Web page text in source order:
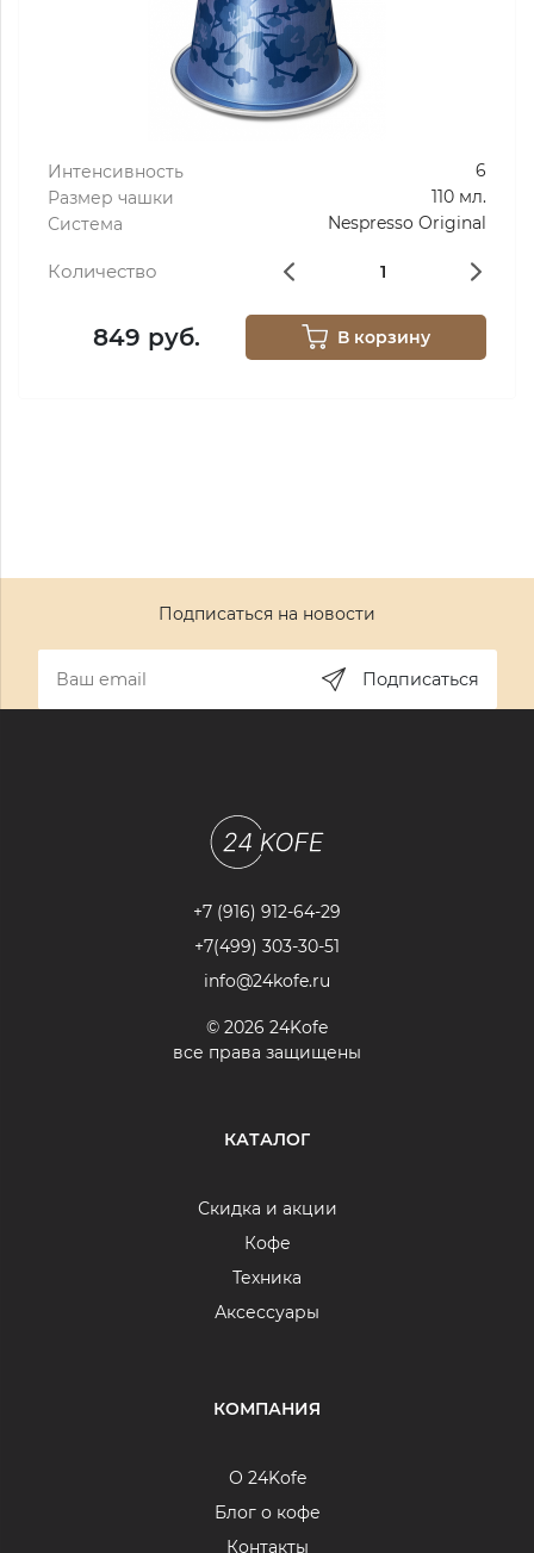
Интенсивность
6
Размер чашки
110 мл.
Система
Nespresso Original
Количество
849 руб. В корзину
Подписаться на новости
Подписаться
+7 (916) 912-64-29
+7(499) 303-30-51
info@24kofe.ru
© 2026 24Kofe
все права защищены
КАТАЛОГ
Скидка и акции
Кофе
Техника
Аксессуары
КОМПАНИЯ
О 24Kofe
Блог о кофе
Контакты